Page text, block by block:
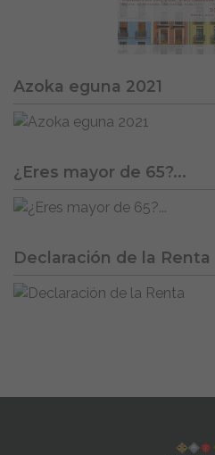
Azoka eguna 2021
¿Eres mayor de 65?...
Declaración de la Renta